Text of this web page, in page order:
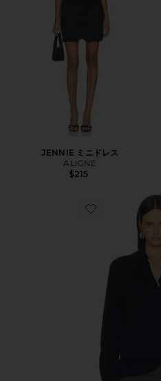
JENNIE ミニドレス
ALIGNE
$215